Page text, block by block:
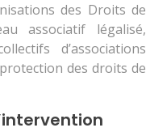
des Droits de
associatif légalisé,
d’associations
des droits de